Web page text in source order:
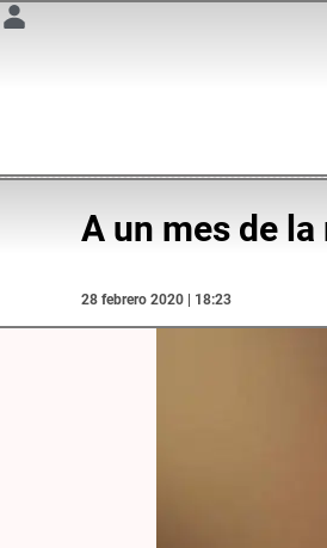
A un mes de
28 febrero 2020 | 18:23